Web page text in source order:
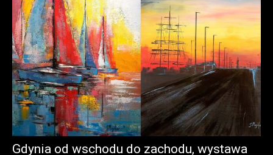
Gdynia od wschodu do zachodu, wystawa